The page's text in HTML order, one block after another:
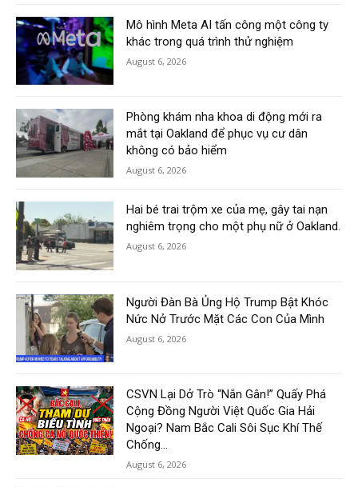
Mô hình Meta AI tấn công một công ty
khác trong quá trình thử nghiệm
August 6, 2026
Phòng khám nha khoa di động mới ra
mắt tại Oakland để phục vụ cư dân
không có bảo hiểm
August 6, 2026
Hai bé trai trộm xe của mẹ, gây tai nạn
nghiêm trọng cho một phụ nữ ở Oakland.
August 6, 2026
Người Đàn Bà Ủng Hộ Trump Bật Khóc
Nức Nở Trước Mặt Các Con Của Mình
August 6, 2026
CSVN Lại Dở Trò “Nắn Gân!” Quấy Phá
Cộng Đồng Người Việt Quốc Gia Hải
Ngoại? Nam Bắc Cali Sôi Sục Khí Thế
Chống...
August 6, 2026